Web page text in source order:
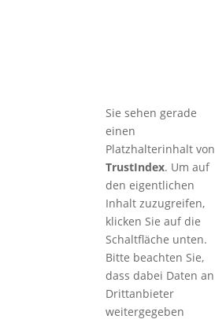
Sie sehen gerade
einen
Platzhalterinhalt von
TrustIndex. Um auf
den eigentlichen
Inhalt zuzugreifen,
klicken Sie auf die
Schaltfläche unten.
Bitte beachten Sie,
dass dabei Daten an
Drittanbieter
weitergegeben